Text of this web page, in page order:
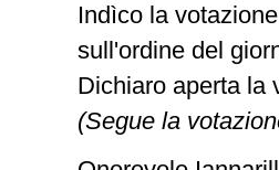
Indìco la
sull'ordine del
Dichiaro aperta la
(Segue la